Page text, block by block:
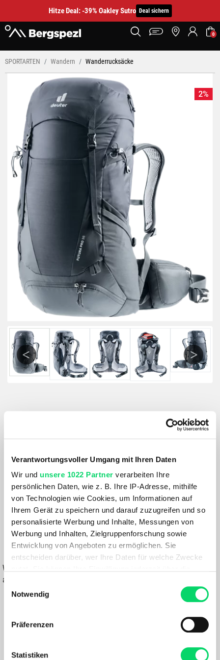
Verantwortungsvoller Umgang mit Ihren Daten
Wir und unsere 1022 Partner verarbeiten Ihre
persönlichen Daten, wie z. B. Ihre IP-Adresse, mithilfe
von Technologien wie Cookies, um Informationen auf
Ihrem Gerät zu speichern und darauf zuzugreifen und so
personalisierte Werbung und Inhalte, Messungen von
Werbung und Inhalten, Zielgruppenforschung sowie
Entwicklung von Angeboten zu ermöglichen. Sie
entscheiden darüber, wer Ihre Daten für welche Zwecke
Trigger Symbol ändern oder widerrufen
Informationen über Ihre geografische Lage
können
Einwilligungsauswahl
Notwendig
Präferenzen
Statistiken
Hitze Deal: -39% Oakley Sutro Deal sichern
0
SPORTARTEN Wandern Wanderrucksäcke
2%
Previous Next
36 LITER
Farbe:
FARBE VARIANTE WÄHLEN
153,99 €
IN DEN WARENKORB
Wähle eine Variante aus, um die Verfügbarkeit in unseren Filialen
anzuzeigen
Du hast eine Frage?